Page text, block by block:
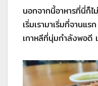
นอกจากนี้อาหารที่นี่ก็ไ
เริ่มเรามาเริ่มที่จานแ
เกาหลีที่นุ่มกำลังพอดี